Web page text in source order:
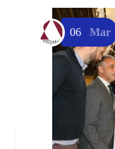
06 Mar